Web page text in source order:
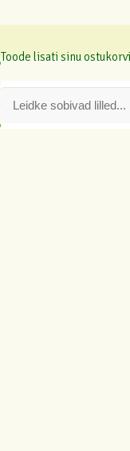
Toodelisati sinu